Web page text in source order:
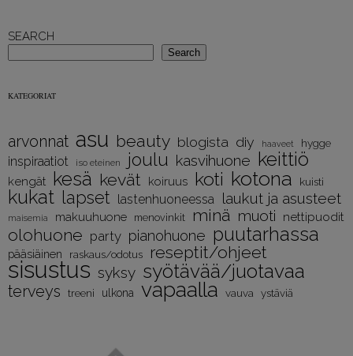
SEARCH
Search
KATEGORIAT
arvonnat asu beauty blogista diy haaveet hygge
inspiraatiot iso eteinen joulu kasvihuone keittiö
kengät kesä kevät koiruus koti kotona kuisti
kukat lapset lastenhuoneessa laukut ja asusteet
maisemia makuuhuone menovinkit minä muoti nettipuodit
olohuone party pianohuone puutarhassa
pääsiäinen raskaus/odotus reseptit/ohjeet
sisustus syksy syötävää/juotavaa
terveys treeni ulkona vapaalla vauva ystäviä